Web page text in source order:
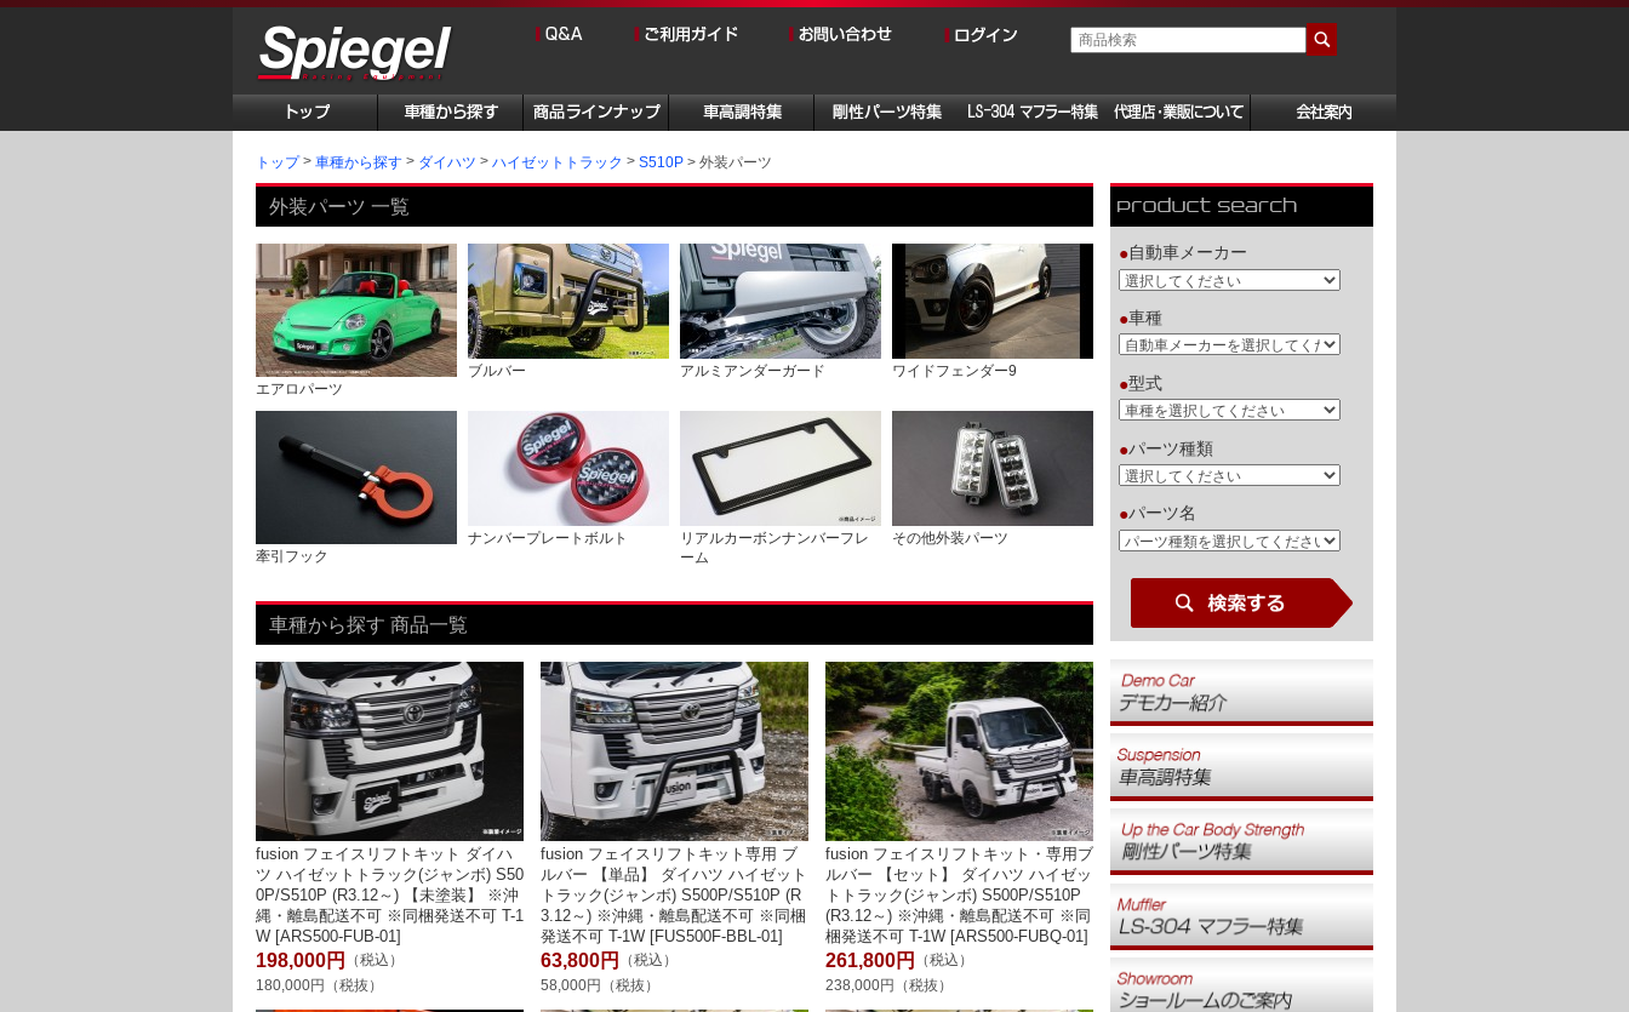
トップ 車種から探す ダイハツ ハイゼットトラック S510P 外装パーツ
外装パーツ 一覧
エアロパーツ
ブルバー アルミアンダーガード ワイドフェンダー9
牽引フック
ナンバープレートボルト
リアルカーボンナンバーフレ
ーム
その他外装パーツ
車種から探す 商品一覧
fusion フェイスリフトキット ダイハ
ツ ハイゼットトラック(ジャンボ) S50
0P/S510P (R3.12～) 【未塗装】 ※沖
縄・離島配送不可 ※同梱発送不可 T-1
W [ARS500-FUB-01]
198,000円
（税込）
180,000円（税抜）
fusion フェイスリフトキット専用 ブ
ルバー 【単品】 ダイハツ ハイゼット
トラック(ジャンボ) S500P/S510P (R
3.12～) ※沖縄・離島配送不可 ※同梱
発送不可 T-1W [FUS500F-BBL-01]
63,800円
（税込）
58,000円（税抜）
fusion フェイスリフトキット・専用ブ
ルバー 【セット】 ダイハツ ハイゼッ
トトラック(ジャンボ) S500P/S510P
(R3.12～) ※沖縄・離島配送不可 ※同
梱発送不可 T-1W [ARS500-FUBQ-01]
261,800円
（税込）
238,000円（税抜）
●自動車メーカー
●車種
●型式
●パーツ種類
●パーツ名